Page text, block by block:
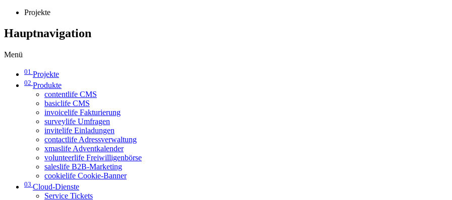
Projekte
Hauptnavigation
Menü
01 Projekte
02 Produkte
contentlife CMS
basiclife CMS
invoicelife Fakturierung
surveylife Umfragen
invitelife Einladungen
contactlife Adressverwaltung
xmaslife Adventkalender
volunteerlife Freiwilligenbörse
saleslife B2B-Marketing
cookielife Cookie-Banner
03 Cloud-Dienste
Service Tickets